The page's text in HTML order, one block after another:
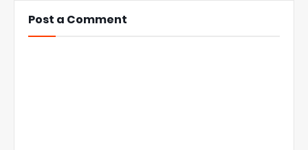
Post a Comment